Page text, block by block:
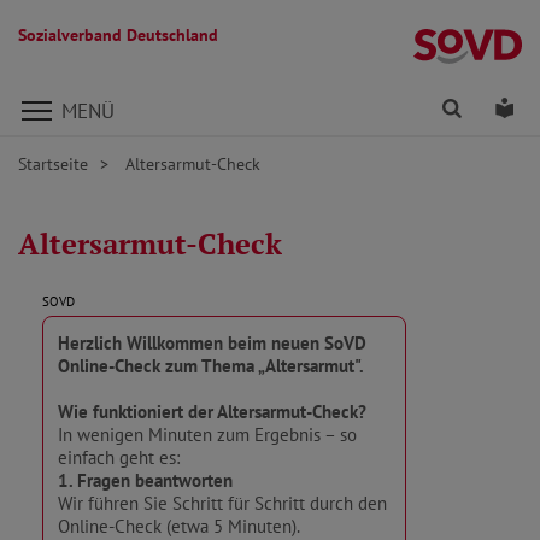
Sozialverband Deutschland
Direkt zu den Inhalten springen
MENÜ Finden
Startseite Altersarmut-Check
Altersarmut-Check